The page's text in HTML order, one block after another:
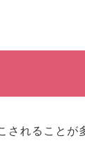
れること